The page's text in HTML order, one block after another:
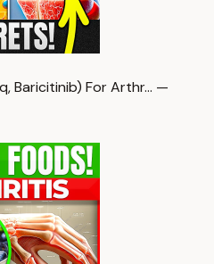
Baricitinib) For Arthr… —